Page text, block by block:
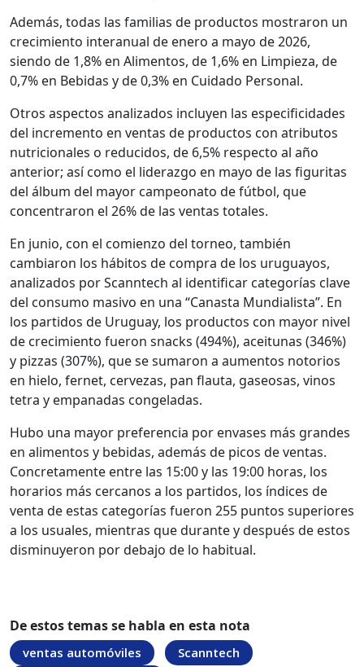
Además, todas las familias de productos mostraron un
crecimiento interanual de enero a mayo de 2026,
siendo de 1,8% en Alimentos, de 1,6% en Limpieza, de
0,7% en Bebidas y de 0,3% en Cuidado Personal.
Otros aspectos analizados incluyen las especificidades
del incremento en ventas de productos con atributos
nutricionales o reducidos, de 6,5% respecto al año
anterior; así como el liderazgo en mayo de las figuritas
del álbum del mayor campeonato de fútbol, que
concentraron el 26% de las ventas totales.
En junio, con el comienzo del torneo, también
cambiaron los hábitos de compra de los uruguayos,
analizados por Scanntech al identificar categorías clave
del consumo masivo en una “Canasta Mundialista”. En
los partidos de Uruguay, los productos con mayor nivel
de crecimiento fueron snacks (494%), aceitunas (346%)
y pizzas (307%), que se sumaron a aumentos notorios
en hielo, fernet, cervezas, pan flauta, gaseosas, vinos
tetra y empanadas congeladas.
Hubo una mayor preferencia por envases más grandes
en alimentos y bebidas, además de picos de ventas.
Concretamente entre las 15:00 y las 19:00 horas, los
horarios más cercanos a los partidos, los índices de
venta de estas categorías fueron 255 puntos superiores
a los usuales, mientras que durante y después de estos
disminuyeron por debajo de lo habitual.
De estos temas se habla en esta nota
ventas automóviles Scanntech